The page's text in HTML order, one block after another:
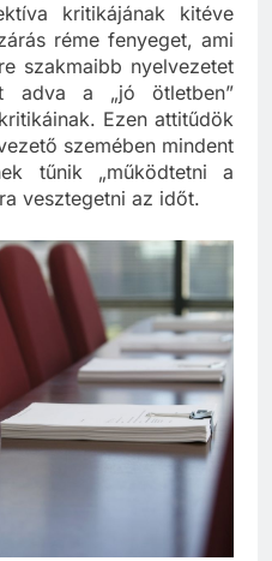
tisztelete az, ami
kritikájának kitéve
réme fenyeget, ami
szakmaibb nyelvezetet
adva a „jó ötletben”
Ezen attitűdök
szemében mindent
tűnik „működtetni a